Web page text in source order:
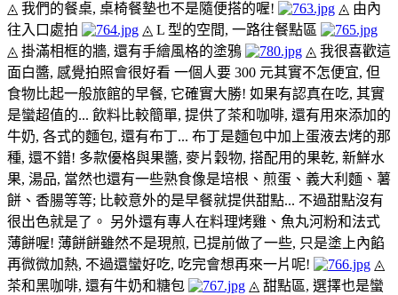
◬ 我們的餐桌, 桌椅餐墊也不是隨便搭的喔!
◬ 由內
往入口處拍
◬ L 型的空間, 一路往餐點區
◬ 掛滿相框的牆, 還有手繪風格的塗鴉
◬ 我很喜歡這
面白醬, 感覺拍照會很好看 一個人要 300 元其實不怎便宜, 但
食物比起一般旅館的早餐, 它確實大勝! 如果有認真在吃, 其實
是蠻超值的... 飲料比較簡單, 提供了茶和咖啡, 還有用來添加的
牛奶, 各式的麵包, 還有布丁... 布丁是麵包中加上蛋液去烤的那
種, 還不錯! 多款優格與果醬, 麥片穀物, 搭配用的果乾, 新鮮水
果, 湯品, 當然也還有一些熟食像是培根、煎蛋、義大利麵、薯
餅、香腸等等; 比較意外的是早餐就提供甜點... 不過甜點沒有
很出色就是了。 另外還有專人在料理烤雞、魚丸河粉和法式
薄餅喔! 薄餅餅雖然不是現煎, 已提前做了一些, 只是塗上內餡
再微微加熱, 不過還蠻好吃, 吃完會想再來一片呢!
◬
茶和黑咖啡, 還有牛奶和糖包
◬ 甜點區, 選擇也是蠻